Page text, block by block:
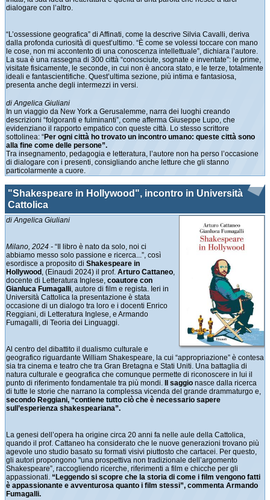
dialogare con l’altro.
“L’ossessione geografica” di Affinati, come la descrive Silvia Cavalli, deriva
dalla profonda curiosità di quest’ultimo. “È come se volessi toccare con mano
le cose, non mi accontento di una conoscenza intellettuale”, dichiara l’autore.
La sua è una rassegna di 300 città “conosciute, sognate e inventate”: le prime,
visitate fisicamente, le seconde, in cui non è ancora stato, e le terze, totalmente
ideali e fantascientifiche. Quest’ultima sezione, più intima e fantasiosa,
presenta anche degli intermezzi in versi.
di Angelica Giuliani
In un viaggio da New York a Gerusalemme, narra dei luoghi creando
descrizioni “folgoranti e fulminanti”, come afferma Giuseppe Lupo, che
evidenziano il rapporto empatico con queste città. Lo stesso scrittore
sottolinea: “Per ogni città ho trovato un incontro umano: queste città sono
alla fine come delle persone”.
Tra insegnamento, pedagogia e letteratura, l’autore non ha perso l’occasione
di dialogare con i presenti, consigliando anche letture che gli stanno
particolarmente a cuore.
"Shakespeare in Hollywood", incontro in Università
Cattolica
di Angelica Giuliani
Milano, 2024 - “Il libro è nato da solo, noi ci
abbiamo messo solo passione e ricerca...”, così
esordisce a proposito di Shakespeare in
Hollywood , (Einaudi 2024) il prof. Arturo Cattaneo
docente di Letteratura Inglese, coautore con
Gianluca Fumagalli , autore di film e regista. Ieri in
Università Cattolica la presentazione è stata
occasione di un dialogo tra loro e i docenti Enrico
Reggiani, di Letteratura Inglese, e Armando
Fumagalli, di Teoria dei Linguaggi.
Al centro del dibattito il dualismo culturale e
geografico riguardante William Shakespeare, la cui “appropriazione” è contesa
sia tra cinema e teatro che tra Gran Bretagna e Stati Uniti. Una battaglia di
natura culturale e geografica che comunque permette di riconoscere in lui il
punto di riferimento fondamentale tra più mondi. Il saggio nasce dalla ricerca
di tutte le storie che narrano la complessa vicenda del grande drammaturgo e,
secondo Reggiani, “contiene tutto ciò che è necessario sapere
sull’esperienza shakespeariana”.
La genesi dell’opera ha origine circa 20 anni fa nelle aule della Cattolica,
quando il prof. Cattaneo ha considerato che le nuove generazioni trovano più
agevole uno studio basato su formati visivi piuttosto che cartacei. Per questo,
gli autori propongono "una prospettiva non tradizionale dell’argomento
Shakespeare”, raccogliendo ricerche, riferimenti a film e chicche per gli
appassionati. “Leggendo si scopre che la storia di come i film vengono fatti
è appassionante e avventurosa quanto i film stessi”, commenta Armando
Fumagalli.